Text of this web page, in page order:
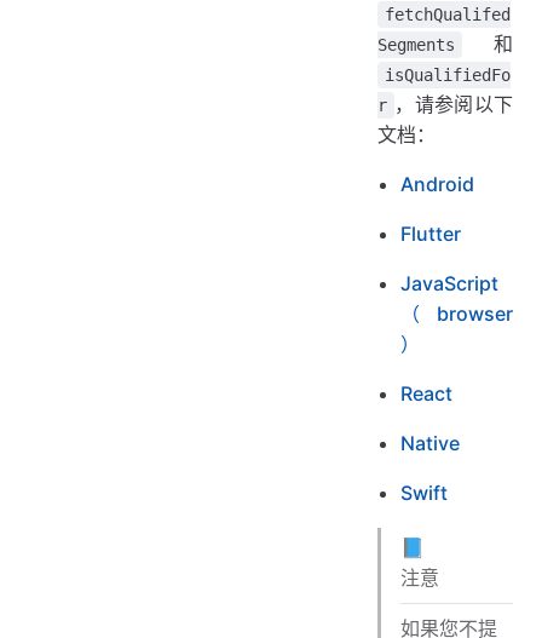
fetchQualifed
Segments
和
isQualifiedFo
r ，请参阅以下
文档：
Android
Flutter
JavaScript
（browser
）
React
Native
Swift
📘
注意
如果您不提